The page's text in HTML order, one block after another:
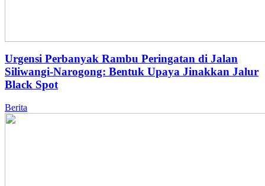
Urgensi Perbanyak Rambu Peringatan di Jalan
Siliwangi-Narogong: Bentuk Upaya Jinakkan Jalur
Black Spot
Berita